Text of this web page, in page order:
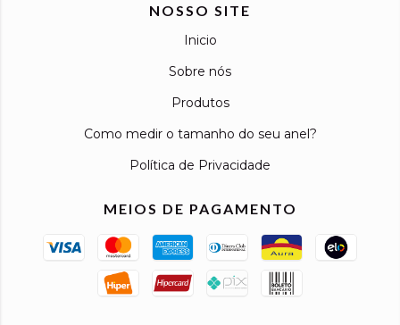
NOSSO SITE
Inicio
Sobre nós
Produtos
Como medir o tamanho do seu anel?
Política de Privacidade
MEIOS DE PAGAMENTO